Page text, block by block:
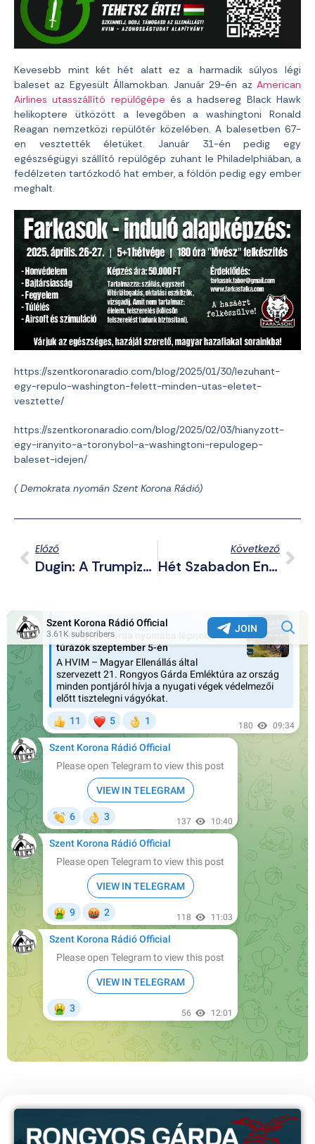
Kevesebb mint két hét alatt ez a harmadik súlyos légi
baleset az Egyesült Államokban. Január 29-én az American
Airlines utasszállító repülőgépe és a hadsereg Black Hawk
helikoptere ütközött a levegőben a washingtoni Ronald
Reagan nemzetközi repülőtér közelében. A balesetben 67-
en vesztették életüket. Január 31-én pedig egy
egészségügyi szállító repülőgép zuhant le Philadelphiában, a
fedélzeten tartózkodó hat ember, a földön pedig egy ember
meghalt.
https://szentkoronaradio.com/blog/2025/01/30/lezuhant-
egy-repulo-washington-felett-minden-utas-eletet-
vesztette/
https://szentkoronaradio.com/blog/2025/02/03/hianyzott-
egy-iranyito-a-toronybol-a-washingtoni-repulogep-
baleset-idejen/
( Demokrata nyomán Szent Korona Rádió)
Előző
Dugin: A Trumpizmus Forradalma – Mit Várhatunk A Cionista Showmantől? (I. Rész)
Következő
Hét Szabadon Engedett Palesztin Fogoly Is Kórházba Került Az Izraeliek Kínzásai Miatt